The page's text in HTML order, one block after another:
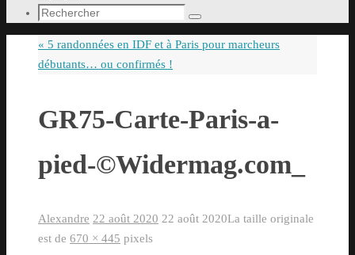
Recherche
:
Rechercher
« 5 randonnées en IDF et à Paris pour marcheurs
débutants… ou confirmés !
GR75-Carte-Paris-a-
pied-©Widermag.com_
Alexandre 22 août 2020 22 août 2020La taille originale
est de 670 × 445 pixels